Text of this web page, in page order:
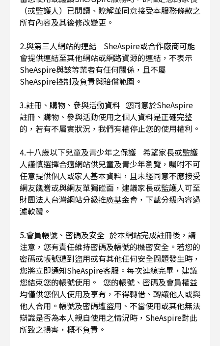
（或監護人）已閱讀、瞭解並同意接受本服務條款之
所有內容及其後修改變更。
2.與第三人網站的連結 SheAspire或合作廠商可能
會提供連結至其他網站或網路資源的連結，不表示
SheAspire與該等業者有任何關係，且不屬
SheAspire控制及負責與賠償範圍。
3.註冊、購物、參與活動資料 您同意於SheAspire
註冊、購物、參與活動使用之個人資料是正確完整
的，若有不屬實狀況，我們有權停止您的使用權利。
4.十八歲以下兒童及青少年之保護 希望家長或監護
人謹慎選擇合適網站供兒童及青少年瀏覽，囑咐不可
任意提供個人或家人基本資料，且未經同意不應接受
網友餽贈或與網友單獨碰面，建議家長或監護人可至
財團法人台灣網站分級推廣基金會，下載分級內容過
濾軟體。
5.會員帳號、密碼及安全 於本網站完成註冊後，請
注意，您有責任維持密碼及帳號的機密安全。若您的
密碼或帳號遭到盜用或有其他任何安全問題發生時，
您將立即通知SheAspire客服。每次連線完畢，建議
您結束您的帳號使用。 您的帳號、密碼及會員權益
均僅供您個人使用及享有，不得轉借、轉讓他人或與
他人合用。帳號及密碼遭盜用、不當使用或其他無法
辯識是否為本人親自使用之情況時，SheAspire對此
所致之損害，概不負責。